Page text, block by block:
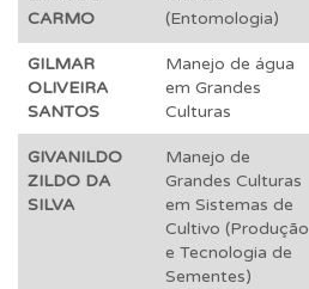
CARMO
(Entomologia)
GILMAR
OLIVEIRA
SANTOS
Manejo de água
em Grandes
Culturas
GIVANILDO
ZILDO DA
SILVA
Manejo de
Grandes Culturas
em Sistemas de
Cultivo (Produção
e Tecnologia de
Sementes)